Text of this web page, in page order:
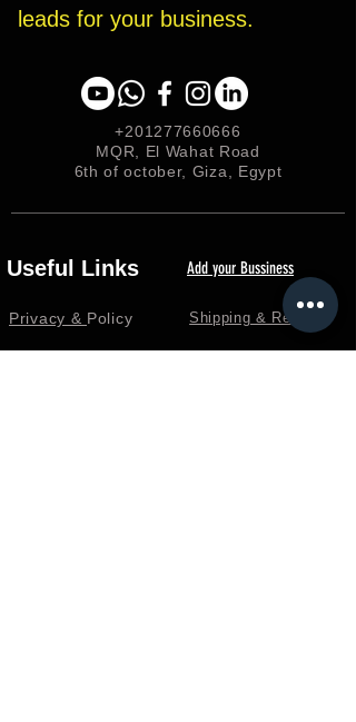
leads for your business.
+201277660666
MQR, El Wahat Road
6th of october, Giza, Egypt
Useful Links Add your Bussiness
Privacy & Policy Shipping & Returns